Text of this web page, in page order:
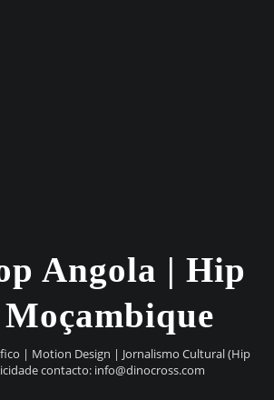
Angola | Hip
| Motion Design | Jornalismo Cultural (Hip
contacto: info@dinocross.com